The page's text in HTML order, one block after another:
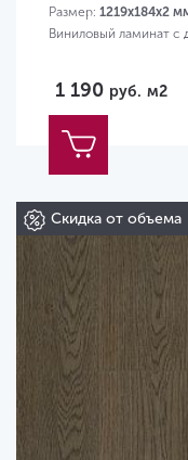
Размер: 1219х184х2
Виниловый ламинат с
1 190 руб. м2
Скидка от объема